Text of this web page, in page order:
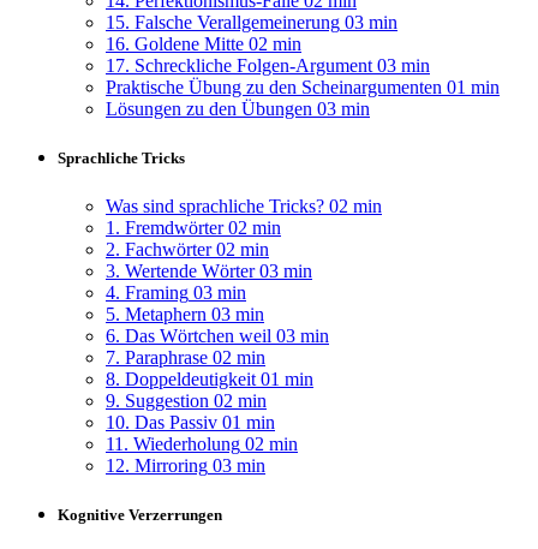
15. Falsche Verallgemeinerung 03 min
16. Goldene Mitte 02 min
17. Schreckliche Folgen-Argument 03 min
Praktische Übung zu den Scheinargumenten 01 min
Lösungen zu den Übungen 03 min
Sprachliche Tricks
Was sind sprachliche Tricks? 02 min
1. Fremdwörter 02 min
2. Fachwörter 02 min
3. Wertende Wörter 03 min
4. Framing 03 min
5. Metaphern 03 min
6. Das Wörtchen weil 03 min
7. Paraphrase 02 min
8. Doppeldeutigkeit 01 min
9. Suggestion 02 min
10. Das Passiv 01 min
11. Wiederholung 02 min
12. Mirroring 03 min
Kognitive Verzerrungen